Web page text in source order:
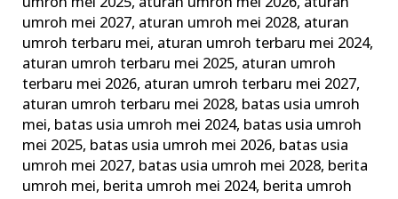
umroh mei 2027, aturan umroh mei 2028, aturan
umroh terbaru mei, aturan umroh terbaru mei 2024,
aturan umroh terbaru mei 2025, aturan umroh
terbaru mei 2026, aturan umroh terbaru mei 2027,
aturan umroh terbaru mei 2028, batas usia umroh
mei, batas usia umroh mei 2024, batas usia umroh
mei 2025, batas usia umroh mei 2026, batas usia
umroh mei 2027, batas usia umroh mei 2028, berita
umroh mei, berita umroh mei 2024, berita umroh